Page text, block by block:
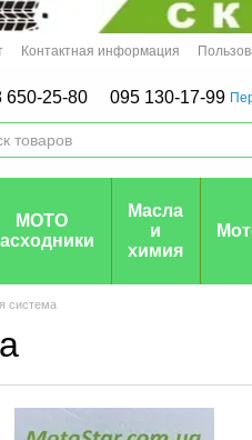
Контактная информация
650-25-80 095 130-17-99
МОТО
Масла
и
химия
система